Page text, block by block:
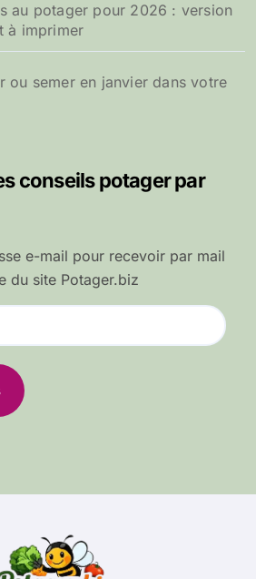
au potager pour 2026 : version
à imprimer
ou semer en janvier dans votre
conseils potager par
e-mail pour recevoir par mail
du site Potager.biz